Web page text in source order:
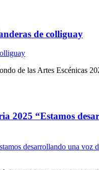
de colliguay
de las Artes Escénicas
2025 “Estamos